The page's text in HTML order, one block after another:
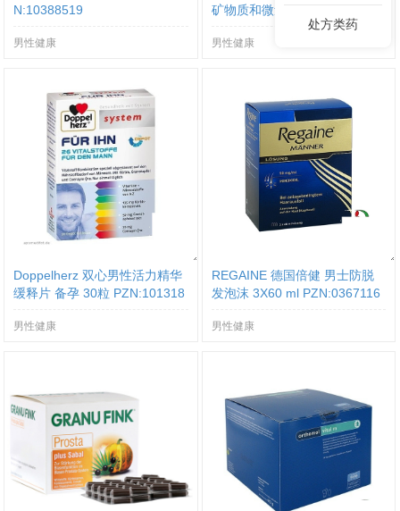
N:10388519
男性健康
矿物质和微量元素营养片 30片
男性健康
Doppelherz 双心男性活力精华
缓释片 备孕 30粒 PZN:101318
男性健康
REGAINE 德国倍健 男士防脱
发泡沫 3X60 ml PZN:0367116
男性健康
处方类药